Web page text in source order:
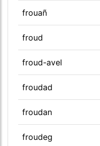
frouañ
froud
froud-avel
froudad
froudan
froudeg